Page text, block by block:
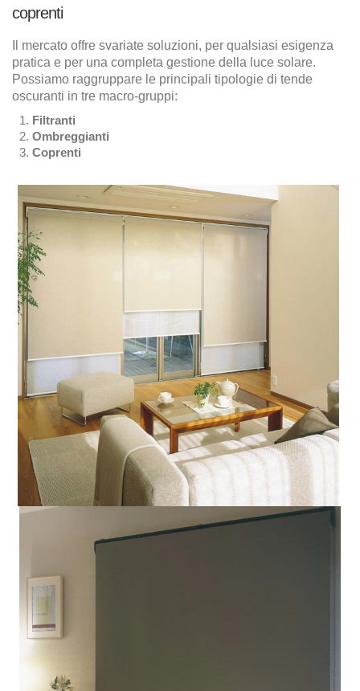
coprenti
Il mercato offre svariate soluzioni, per qualsiasi esigenza
pratica e per una completa gestione della luce solare.
Possiamo raggruppare le principali tipologie di tende
oscuranti in tre macro-gruppi:
Filtranti
Ombreggianti
Coprenti